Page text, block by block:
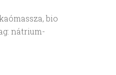
bio
nátrium-